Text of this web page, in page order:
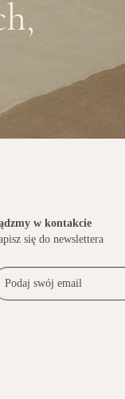
w kontakcie
się do newslettera